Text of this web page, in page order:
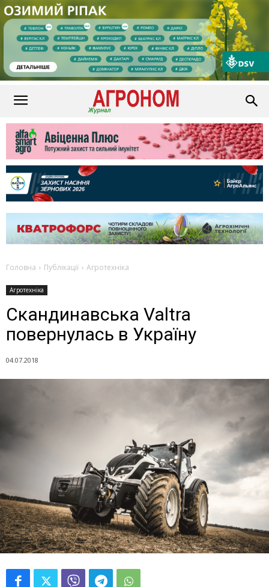
Головна Публікації Агротехніка
Агротехніка
Скандинавська Valtra
повернулась в Україну
04.07.2018